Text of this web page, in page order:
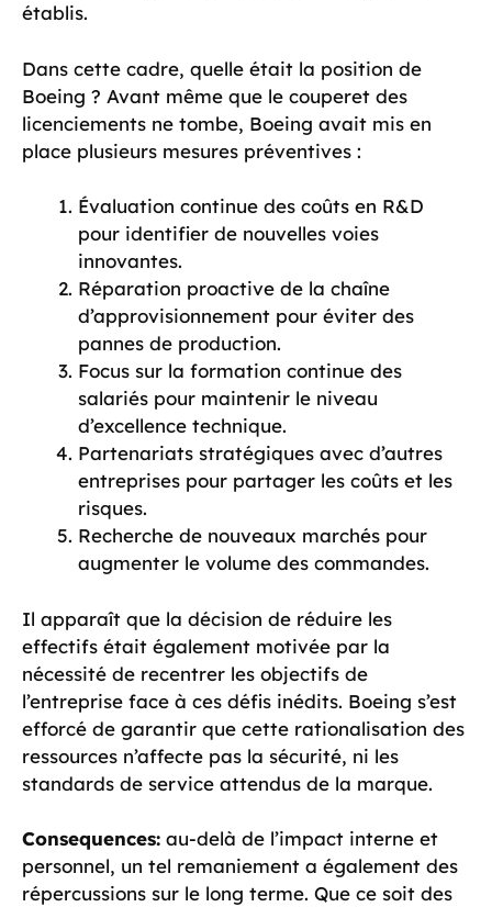
établis.
Dans cette cadre, quelle était la position de
Boeing ? Avant même que le couperet des
licenciements ne tombe, Boeing avait mis en
place plusieurs mesures préventives :
Évaluation continue des coûts en R&D
pour identifier de nouvelles voies
innovantes.
Réparation proactive de la chaîne
d’approvisionnement pour éviter des
pannes de production.
Focus sur la formation continue des
salariés pour maintenir le niveau
d’excellence technique.
Partenariats stratégiques avec d’autres
entreprises pour partager les coûts et les
risques.
Recherche de nouveaux marchés pour
augmenter le volume des commandes.
Il apparaît que la décision de réduire les
effectifs était également motivée par la
nécessité de recentrer les objectifs de
l’entreprise face à ces défis inédits. Boeing s’est
efforcé de garantir que cette rationalisation des
ressources n’affecte pas la sécurité, ni les
standards de service attendus de la marque.
Consequences: au-delà de l’impact interne et
personnel, un tel remaniement a également des
répercussions sur le long terme. Que ce soit des